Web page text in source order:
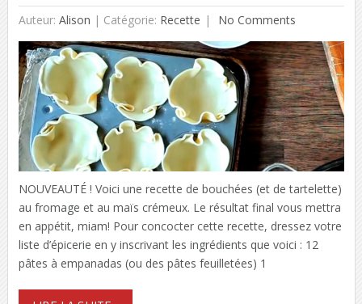
Auteur: Alison | Catégorie: Recette No Comments
NOUVEAUTÉ ! Voici une recette de bouchées (et de tartelette)
au fromage et au maïs crémeux. Le résultat final vous mettra
en appétit, miam! Pour concocter cette recette, dressez votre
liste d’épicerie en y inscrivant les ingrédients que voici : 12
pâtes à empanadas (ou des pâtes feuilletées) 1